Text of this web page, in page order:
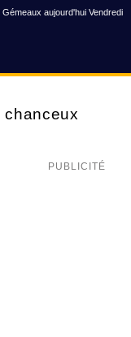
Gémeaux aujourd'hui Vendredi
chanceux